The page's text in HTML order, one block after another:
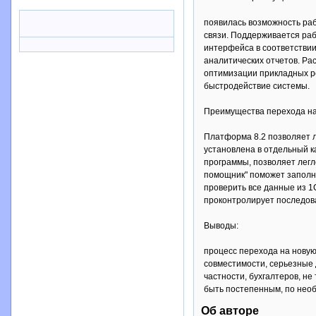
появилась возможность
связи. Поддерживается
интерфейса в
аналитических отчетов.
оптимизации прикладных
быстродействие системы.
Преимущества перехода
Платформа 8.2 позволяет
установлена в отдельный
программы, позволяет
помощник" поможет
проверить все данные из
проконтролирует
Выводы:
процесс перехода на
совместимости,
частности, бухгалтеров,
быть постепенным, по
Об авторе